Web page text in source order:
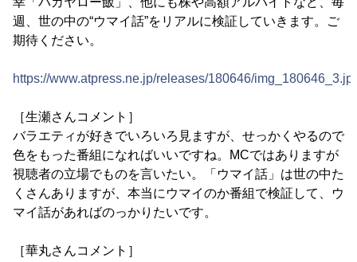
週、世の中の“ウマイ話”をリアルに検証していきます。ご
期待ください。
https://www.atpress.ne.jp/releases/180646/
［生瀬さんコメント］
バラエティが好きでいろいろ見ますが、せっかくやるので
色をもった番組になればいいですね。MCではありますが
視聴者の立場でものを言いたい。「ウマイ話」は世の中た
くさんありますが、本当にウマイのか番組で検証して、ウ
マイ話があればのっかりたいです。
［華丸さんコメント］